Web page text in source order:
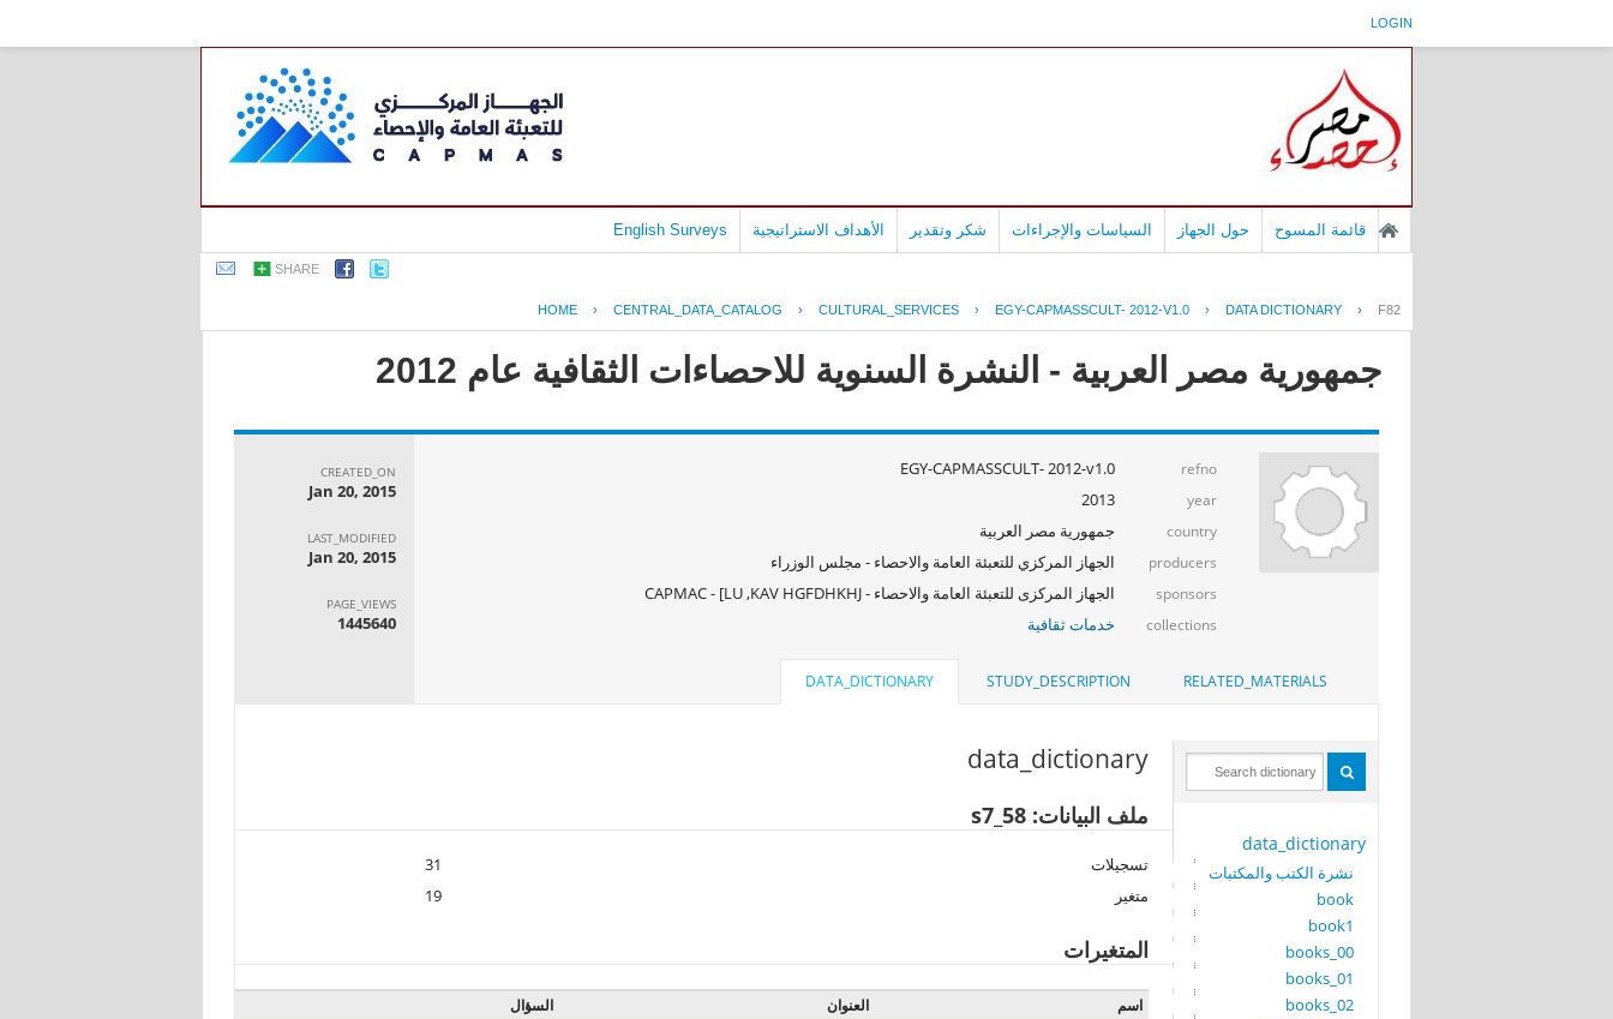
LOGIN
قائمة المسوح حول الجهاز السياسات والإجراءات شكر وتقدير الأهداف الاستراتيجية English Surveys
SHARE
HOME › CENTRAL_DATA_CATALOG › CULTURAL_SERVICES › EGY-CAPMASSCULT- 2012-V1.0 › DATA DICTIONARY › F82
جمهورية مصر العربية - النشرة السنوية للاحصاءات الثقافية عام 2012
refno
EGY-CAPMASSCULT- 2012-v1.0
year
2013
country جمهورية مصر العربية
producers الجهاز المركزي للتعبئة العامة والاحصاء - مجلس الوزراء
sponsors الجهاز المركزى للتعبئة العامة والاحصاء - CAPMAC - [LU ,KAV HGFDHKHJ
collections خدمات ثقافية
CREATED_ON
Jan 20, 2015
LAST_MODIFIED
Jan 20, 2015
PAGE_VIEWS
1445640
RELATED_MATERIALS
STUDY_DESCRIPTION
DATA_DICTIONARY
data_dictionary
نشرة الكتب والمكتبات
book
book1
books_00
books_01
books_02
data_dictionary
ملف البيانات: s7_58
تسجيلات
31
متغير
19
المتغيرات
اسم العنوان
السؤال